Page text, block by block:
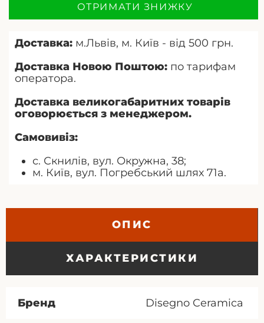
ОТРИМАТИ ЗНИЖКУ
Доставка: м.Львів, м. Київ - від 500 грн.
Доставка Новою Поштою: по тарифам
оператора.
Доставка великогабаритних товарів
оговорюється з менеджером.
Самовивіз:
с. Скнилів, вул. Окружна, 38;
м. Київ, вул. Погребський шлях 71а.
ОПИС
ХАРАКТЕРИСТИКИ
Бренд Disegno Ceramica